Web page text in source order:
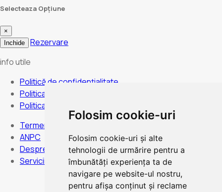
Folosim cookie-uri
Folosim cookie-uri și alte
tehnologii de urmărire pentru a
îmbunătăți experiența ta de
navigare pe website-ul nostru,
pentru afișa conținut și reclame
Selecteaza Opțiune
×
Inchide
Rezervare
info utile
Politică de confidențialitate
Politica de anulare
Politica de cookies
Termeni și condiții
ANPC
Despre noi
Servicii